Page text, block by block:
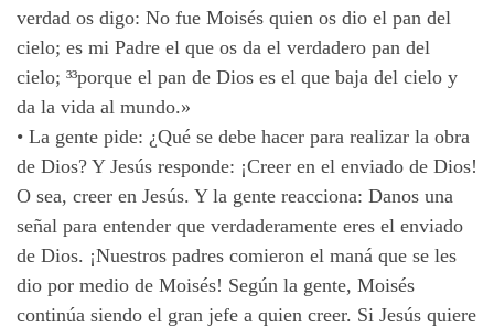
verdad os digo: No fue Moisés quien os dio el pan del
cielo; es mi Padre el que os da el verdadero pan del
cielo; ³³porque el pan de Dios es el que baja del cielo y
da la vida al mundo.»
• La gente pide: ¿Qué se debe hacer para realizar la obra
de Dios? Y Jesús responde: ¡Creer en el enviado de Dios!
O sea, creer en Jesús. Y la gente reacciona: Danos una
señal para entender que verdaderamente eres el enviado
de Dios. ¡Nuestros padres comieron el maná que se les
dio por medio de Moisés! Según la gente, Moisés
continúa siendo el gran jefe a quien creer. Si Jesús quiere